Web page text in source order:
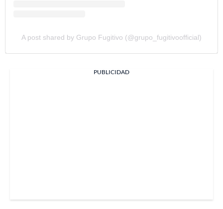
A post shared by Grupo Fugitivo (@grupo_fugitivoofficial)
PUBLICIDAD